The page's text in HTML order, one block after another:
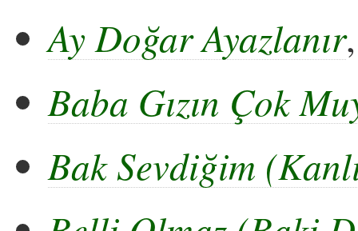
Ay Doğar Ayazlanır
Baba Gızın Çok
Bak Sevdiğim